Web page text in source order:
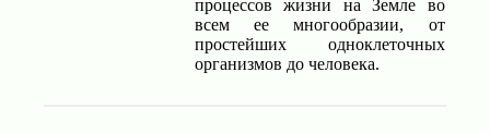
процессов жизни на Земле во
всем ее многообразии, от
простейших одноклеточных
организмов до человека.